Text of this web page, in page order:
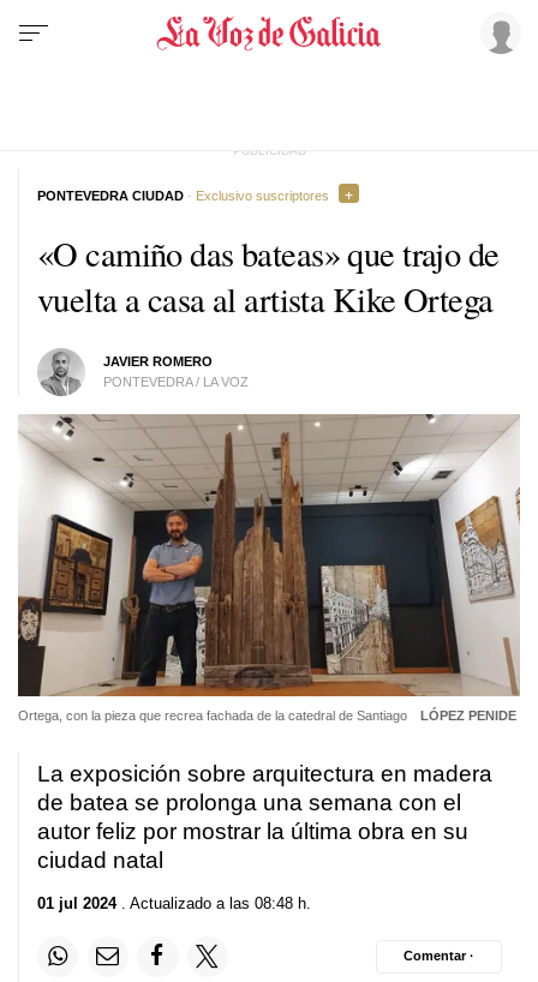
«O camiño das bateas»que trajo de
vuelta a casa al artista Kike Ortega
JAVIER ROMERO
PONTEVEDRA / LA VOZ
PONTEVEDRA CIUDAD · Exclusivo suscriptores
Ortega, con la pieza que recrea fachada de la catedral de Santiago LÓPEZ PENIDE
La exposición sobre arquitectura en madera
de batea se prolonga una semana con el
autor feliz por mostrar la última obra en su
ciudad natal
01 jul 2024. Actualizado a las 08:48 h.
Comentar ·